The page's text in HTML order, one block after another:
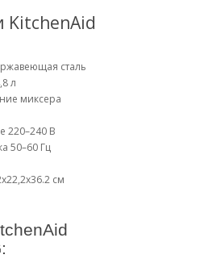
KitchenAid
сталь
л
миксера
220–240 В
50–60 Гц
см